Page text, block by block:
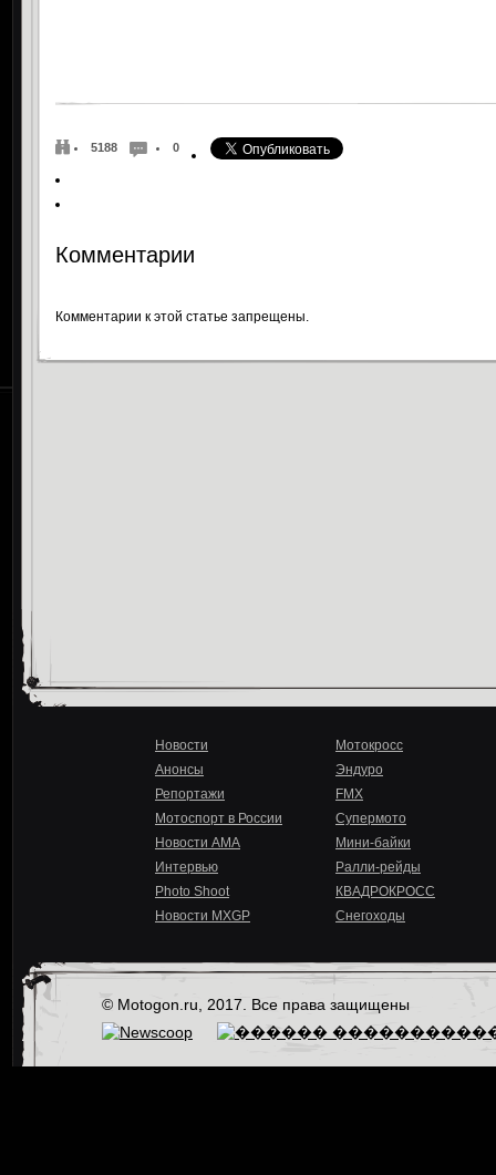
5188 0
Комментарии
Комментарии к этой статье запрещены.
Новости
Анонсы
Репортажи
Мотоспорт в России
Новости AMA
Интервью
Photo Shoot
Новости MXGP
Мотокросс
Эндуро
FMX
Супермото
Мини-байки
Ралли-рейды
КВАДРОКРОСС
Снегоходы
© Motogon.ru, 2017. Все права защищены